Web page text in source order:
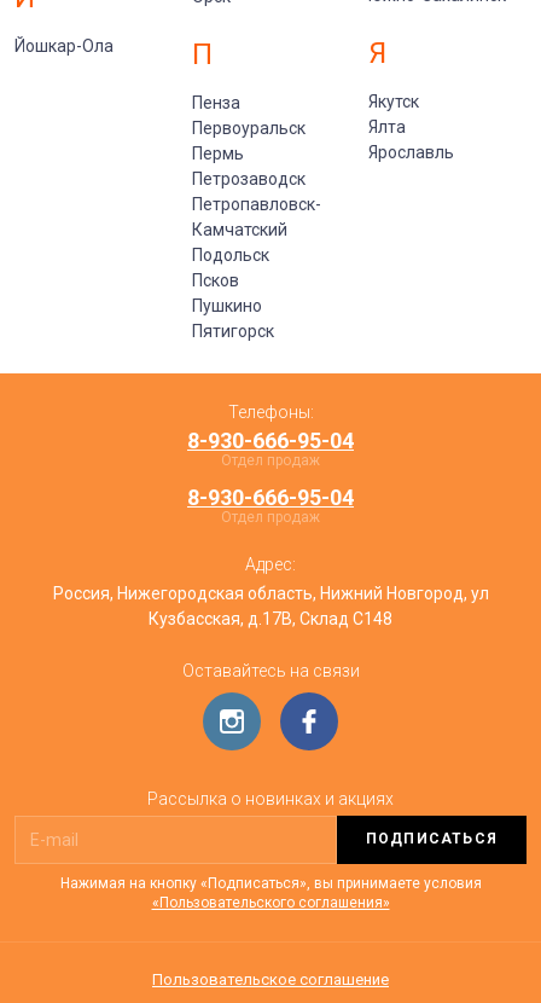
Йошкар-Ола П
Пенза
Первоуральск
Пермь
Петрозаводск
Петропавловск-
Камчатский
Подольск
Псков
Пушкино
Пятигорск
Я
Якутск
Ялта
Ярославль
Телефоны:
8-930-666-95-04
Отдел продаж
8-930-666-95-04
Отдел продаж
Адрес:
Россия, Нижегородская область, Нижний Новгород, ул
Кузбасская, д.17В, Склад С148
Оставайтесь на связи
Рассылка о новинках и акциях
ПОДПИСАТЬСЯ
Нажимая на кнопку «Подписаться», вы принимаете условия
«Пользовательского соглашения»
Пользовательское соглашение